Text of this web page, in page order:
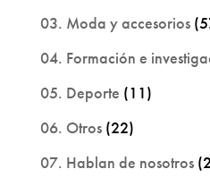
03. Moda y accesorios
04. Formación e
05. Deporte (11)
06. Otros(22)
07. Hablan de nosotros